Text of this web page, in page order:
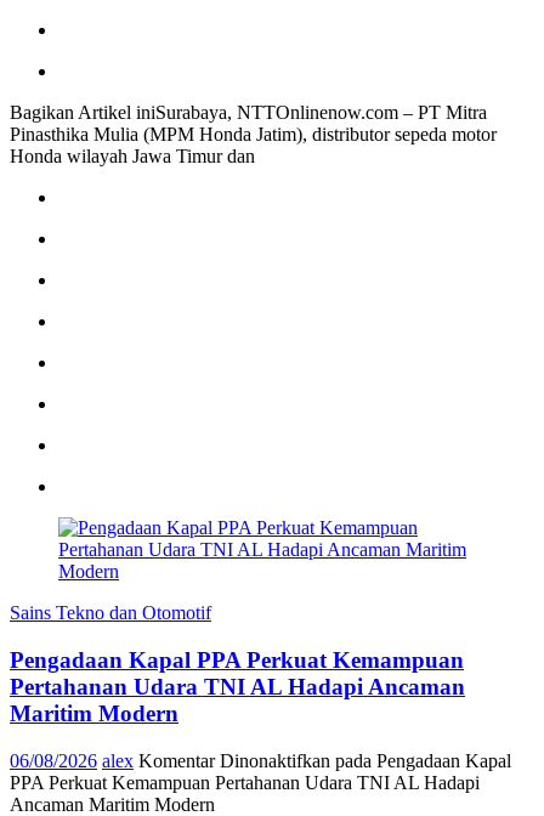
Bagikan Artikel iniSurabaya, NTTOnlinenow.com – PT Mitra
Pinasthika Mulia (MPM Honda Jatim), distributor sepeda motor
Honda wilayah Jawa Timur dan
Sains Tekno dan Otomotif
Pengadaan Kapal PPA Perkuat Kemampuan
Pertahanan Udara TNI AL Hadapi Ancaman
Maritim Modern
06/08/2026 alex Komentar Dinonaktifkan pada Pengadaan Kapal
PPA Perkuat Kemampuan Pertahanan Udara TNI AL Hadapi
Ancaman Maritim Modern